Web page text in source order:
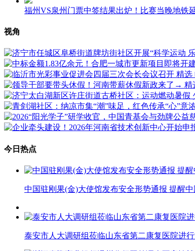
福州VS泉州门票中签结果出炉！比赛当晚地铁
视角
精选
精
今日热点
中国驻刚果(金)大使馆发布安全形势通报 提醒
泰安市人大调研组莅临山东省第二康复医院进